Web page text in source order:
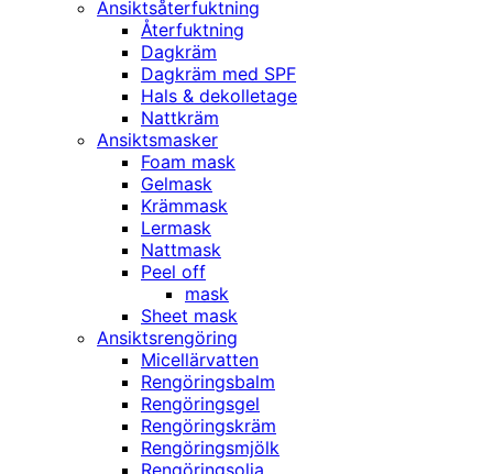
Ansiktsåterfuktning
Återfuktning
Dagkräm
Dagkräm med SPF
Hals & dekolletage
Nattkräm
Ansiktsmasker
Foam mask
Gelmask
Krämmask
Lermask
Nattmask
Peel off
mask
Sheet mask
Ansiktsrengöring
Micellärvatten
Rengöringsbalm
Rengöringsgel
Rengöringskräm
Rengöringsmjölk